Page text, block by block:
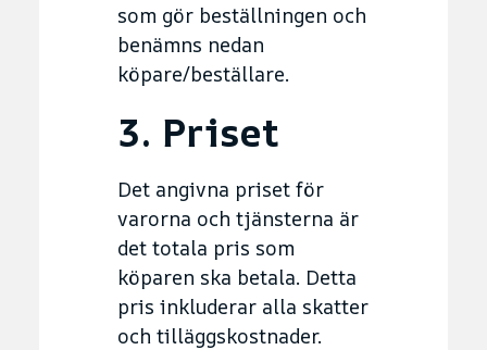
som gör beställningen och
benämns nedan
köpare/beställare.
3. Priset
Det angivna priset för
varorna och tjänsterna är
det totala pris som
köparen ska betala. Detta
pris inkluderar alla skatter
och tilläggskostnader.